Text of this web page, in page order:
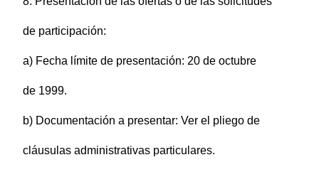
de participación:
a) Fecha límite de presentación: 20 de octubre
de 1999.
b) Documentación a presentar: Ver el pliego de
cláusulas administrativas particulares.